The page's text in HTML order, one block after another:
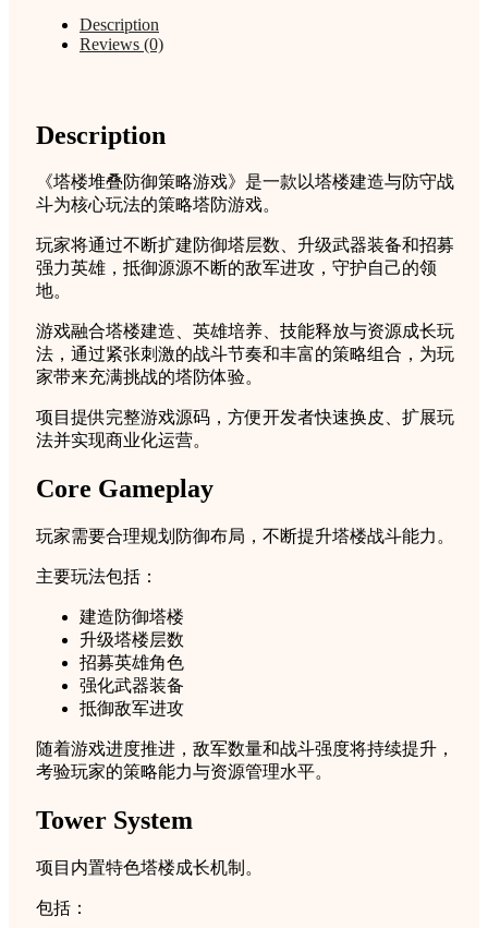
源
码
｜
英
雄
塔
防
闯
游
戏
项
quantity
Description
Reviews (0)
Description
《塔楼堆叠防御策略游戏》是一款以塔楼建造与防守战
斗为核心玩法的策略塔防游戏。
玩家将通过不断扩建防御塔层数、升级武器装备和招募
强力英雄，抵御源源不断的敌军进攻，守护自己的领
地。
游戏融合塔楼建造、英雄培养、技能释放与资源成长玩
法，通过紧张刺激的战斗节奏和丰富的策略组合，为玩
家带来充满挑战的塔防体验。
项目提供完整游戏源码，方便开发者快速换皮、扩展玩
法并实现商业化运营。
Core Gameplay
玩家需要合理规划防御布局，不断提升塔楼战斗能力。
主要玩法包括：
建造防御塔楼
升级塔楼层数
招募英雄角色
强化武器装备
抵御敌军进攻
随着游戏进度推进，敌军数量和战斗强度将持续提升，
考验玩家的策略能力与资源管理水平。
Tower System
项目内置特色塔楼成长机制。
包括：